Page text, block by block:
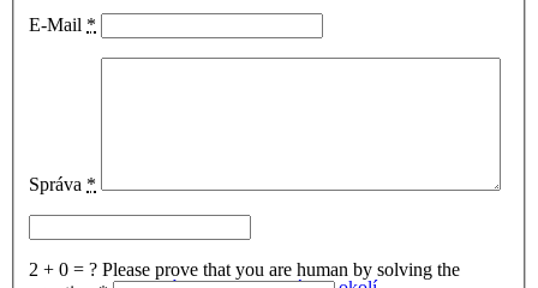
E-Mail *
Správa *
2 + 0 = ? Please prove that you are human by solving the